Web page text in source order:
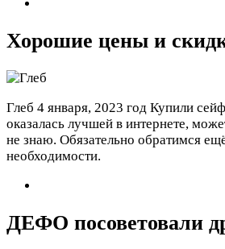
Хорошие цены и
Глеб 4 января, 2023 год Купили
оказалась лучшей в интернете,
не знаю. Обязательно обратимся
необходимости.
ДЕФО посоветовали